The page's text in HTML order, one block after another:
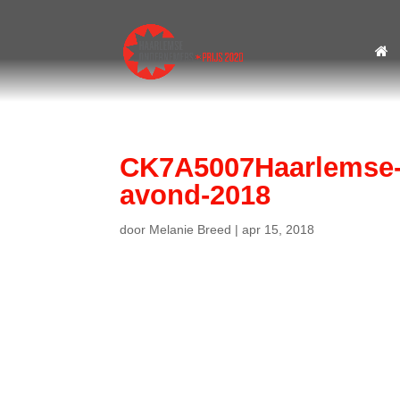
avond-2018
door Melanie Breed |apr 15, 2018